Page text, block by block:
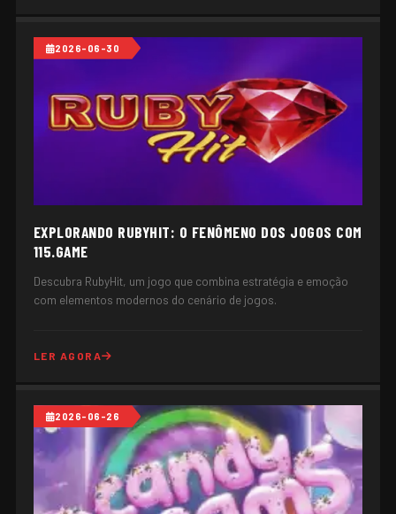
2026-06-30
EXPLORANDO RUBYHIT: O FENÔMENO DOS JOGOS COM
115.GAME
Descubra RubyHit, um jogo que combina estratégia e emoção
com elementos modernos do cenário de jogos.
LER AGORA
2026-06-26